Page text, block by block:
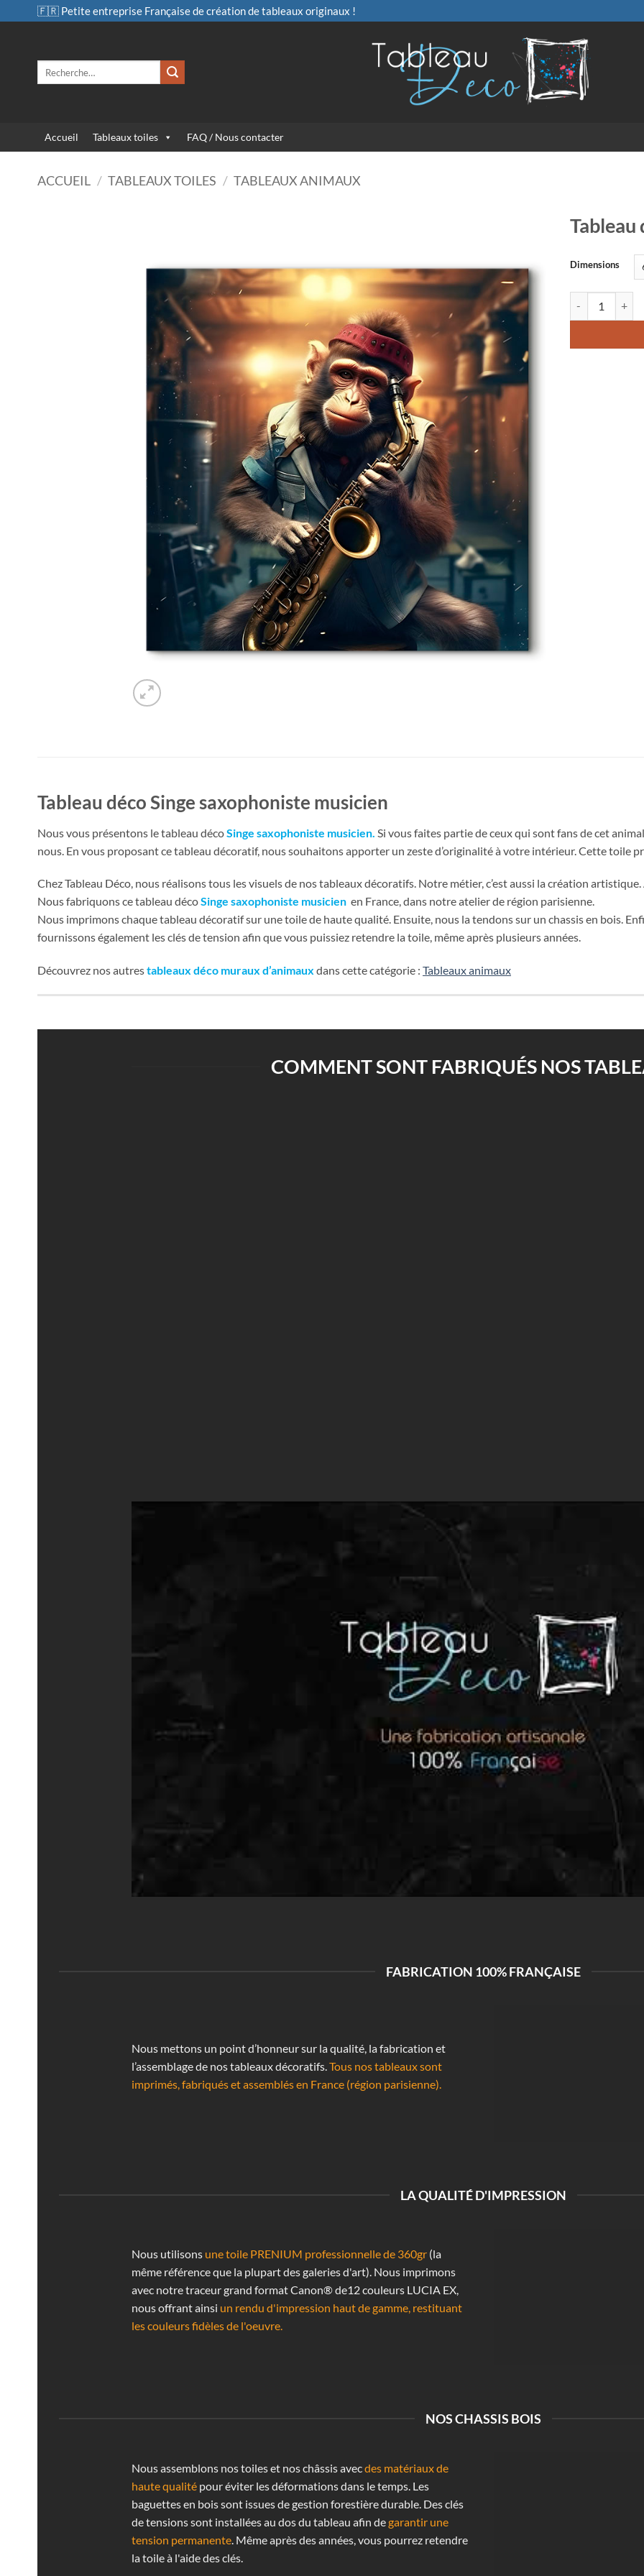
au
🇫🇷 Petite entreprise Française de création de tableaux originaux !
Accueil Tableaux toiles FAQ / Nous contacter
ACCUEIL / TABLEAUX TOILES / TABLEAUX ANIMAUX
Tableau
Dimensions
Tableau déco Singe saxophoniste musicien
Nous vous présentons le tableau décoSinge saxophoniste musicien Si vous faites partie de ceux qui sont fans de cet
nous. En vous proposant ce tableau décoratif, nous souhaitons apporter un zeste d’originalité à votre intérieur. Cette toile
Chez Tableau Déco, nous réalisons tous les visuels de nos tableaux décoratifs. Notre métier, c’est aussi la création
Nous fabriquons ce tableau décoSinge saxophoniste musicien en France, dans notre atelier de région parisienne.
Nous imprimons chaque tableau décoratif sur une toile de haute qualité. Ensuite, nous la tendons sur un chassis en bois.
fournissons également les clés de tension afin que vous puissiez retendre la toile, même après plusieurs années.
Découvrez nos autrestableaux déco muraux d’animaux dans cette catégorie : Tableaux animaux
COMMENT SONT FABRIQUÉS NOS
FABRICATION 100% FRANÇAISE
Nous mettons un point d’honneur sur la qualité, la fabrication et
l’assemblage de nos tableaux décoratifs.Tous nos tableaux sont
imprimés, fabriqués et assemblés en France (région parisienne).
LA QUALITÉ D'IMPRESSION
Nous utilisonsune toile PRENIUM professionnelle de 360gr(la
même référence que la plupart des galeries d'art). Nous imprimons
avec notre traceur grand format Canon® de12 couleurs LUCIA EX,
nous offrant ainsi un rendu d'impression haut de gamme, restituant
les couleurs fidèles de l'oeuvre.
NOS CHASSIS BOIS
Nous assemblons nos toiles et nos châssis avecdes matériaux de
haute qualitépour éviter les déformations dans le temps. Les
baguettes en bois sont issues de gestion forestière durable. Des clés
de tensions sont installées au dos du tableau afin degarantir une
tension permanente. Même après des années, vous pourrez retendre
la toile à l'aide des clés.